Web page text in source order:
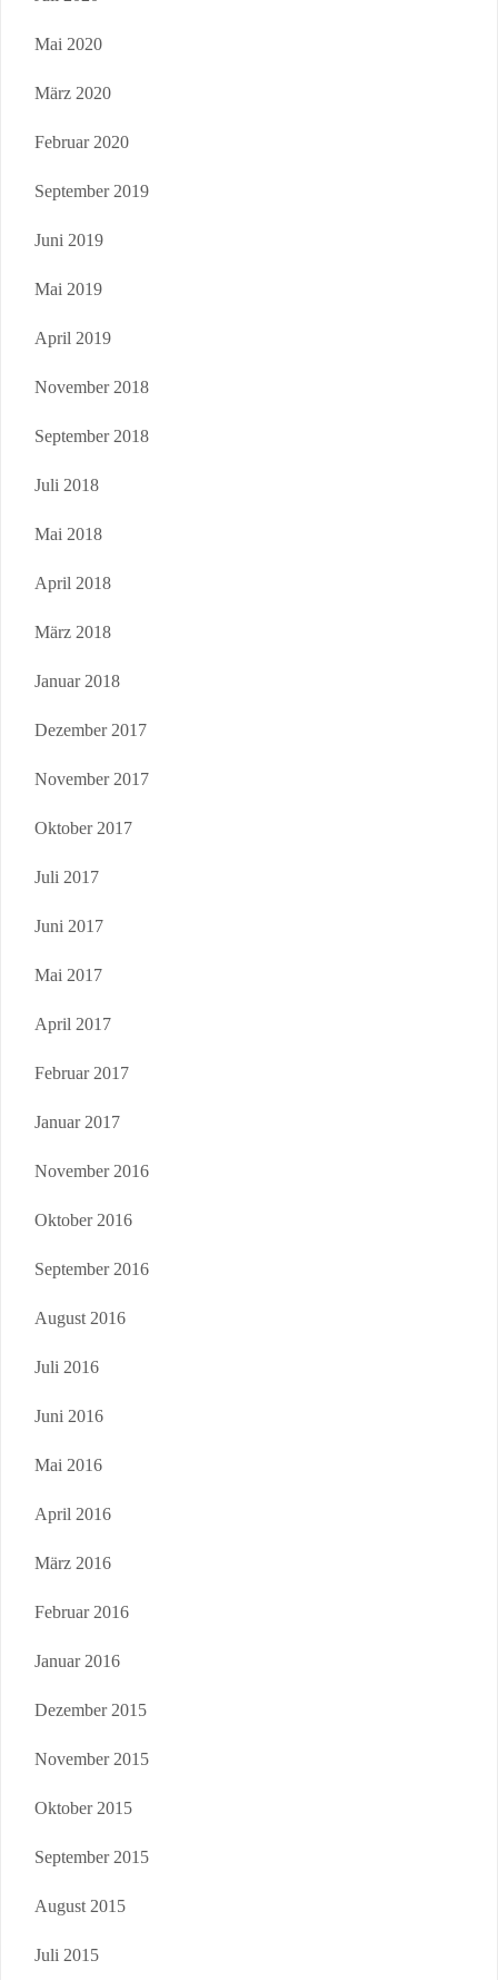
Mai 2020
März 2020
Februar 2020
September 2019
Juni 2019
Mai 2019
April 2019
November 2018
September 2018
Juli 2018
Mai 2018
April 2018
März 2018
Januar 2018
Dezember 2017
November 2017
Oktober 2017
Juli 2017
Juni 2017
Mai 2017
April 2017
Februar 2017
Januar 2017
November 2016
Oktober 2016
September 2016
August 2016
Juli 2016
Juni 2016
Mai 2016
April 2016
März 2016
Februar 2016
Januar 2016
Dezember 2015
November 2015
Oktober 2015
September 2015
August 2015
Juli 2015